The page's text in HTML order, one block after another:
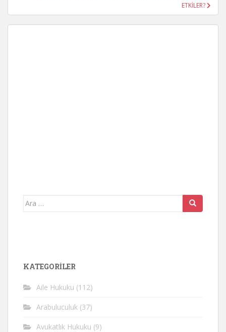
ETKİLER?
Arama
KATEGORİLER
Aile Hukuku (112)
Arabuluculuk (37)
Avukatlık Hukuku (9)